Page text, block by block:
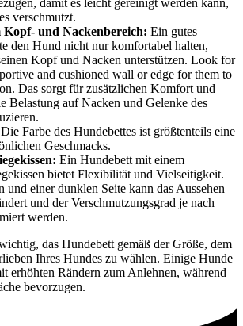
verschmutzt.
und Nackenbereich: Ein gutes
den Hund nicht nur komfortabel halten,
Kopf und Nacken unterstützen. Look for
and cushioned wall or edge for them to
Das sorgt für zusätzlichen Komfort und
Belastung auf Nacken und Gelenke des
Die Farbe des Hundebettes ist größtenteils eine
Geschmacks.
Ein Hundebett mit einem
bietet Flexibilität und Vielseitigkeit.
und einer dunklen Seite kann das Aussehen
und der Verschmutzungsgrad je nach
werden.
das Hundebett gemäß der Größe, dem
Ihres Hundes zu wählen. Einige Hunde
erhöhten Rändern zum Anlehnen, während
bevorzugen.